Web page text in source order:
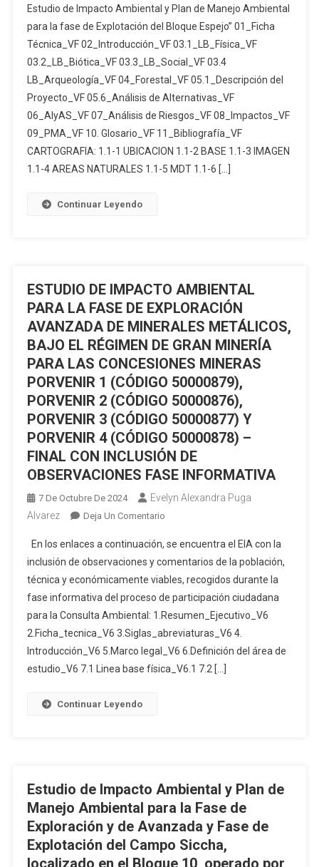
EP,
UNIDAD
DE
NEGOCIO
DOMINGO»
«10000801»
De
Impacto
Ambiental
Y
Plan
De
Manejo
Ambiental
Estudio de Impacto Ambiental y Plan de Manejo Ambiental
para la fase de Explotación del Bloque Espejo” 01_Ficha
Técnica_VF 02_Introducción_VF 03.1_LB_Física_VF
03.2_LB_Biótica_VF 03.3_LB_Social_VF 03.4
LB_Arqueología_VF 04_Forestal_VF 05.1_Descripción del
Proyecto_VF 05.6_Análisis de Alternativas_VF
06_AIyAS_VF 07_Análisis de Riesgos_VF 08_Impactos_VF
09_PMA_VF 10. Glosario_VF 11_Bibliografía_VF
CARTOGRAFIA: 1.1-1 UBICACION 1.1-2 BASE 1.1-3 IMAGEN
1.1-4 AREAS NATURALES 1.1-5 MDT 1.1-6 […]
Continuar Leyendo
ESTUDIO DE IMPACTO AMBIENTAL
PARA LA FASE DE EXPLORACIÓN
AVANZADA DE MINERALES METÁLICOS,
BAJO EL RÉGIMEN DE GRAN MINERÍA
PARA LAS CONCESIONES MINERAS
PORVENIR 1 (CÓDIGO 50000879),
PORVENIR 2 (CÓDIGO 50000876),
PORVENIR 3 (CÓDIGO 50000877) Y
PORVENIR 4 (CÓDIGO 50000878) –
FINAL CON INCLUSIÓN DE
OBSERVACIONES FASE INFORMATIVA
7 De Octubre De 2024
Evelyn Alexandra Puga
Alvarez
Deja Un ComentarioEn
DE
IMPACTO
AMBIENTAL
PARA
LA
FASE
DE
EXPLORACIÓN
DE
GRAN
MINERÍA
PARA
LAS
En los enlaces a continuación, se encuentra el EIA con la
inclusión de observaciones y comentarios de la población,
técnica y económicamente viables, recogidos durante la
fase informativa del proceso de participación ciudadana
para la Consulta Ambiental: 1.Resumen_Ejecutivo_V6
2.Ficha_tecnica_V6 3.Siglas_abreviaturas_V6 4.
Introducción_V6 5.Marco legal_V6 6.Definición del área de
estudio_V6 7.1 Linea base física_V6.1 7.2 […]
Continuar Leyendo
Estudio de Impacto Ambiental y Plan de
Manejo Ambiental para la Fase de
Exploración y de Avanzada y Fase de
Explotación del Campo Siccha,
localizado en el Bloque 10, operado por